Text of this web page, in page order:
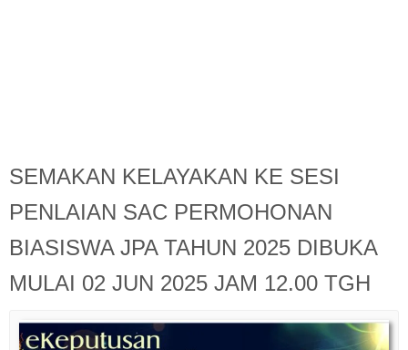
SEMAKAN KELAYAKAN KE SESI
PENLAIAN SAC PERMOHONAN
BIASISWA JPA TAHUN 2025 DIBUKA
MULAI 02 JUN 2025 JAM 12.00 TGH